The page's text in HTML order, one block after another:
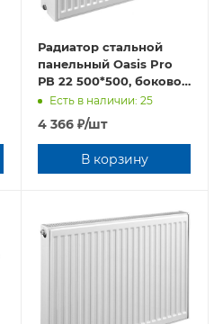
Радиатор стальной
панельный Oasis Pro
РВ 22 500*500, боковое
подключение, 1,2 мм
Есть в наличии: 25
4 366 ₽/шт
В корзину